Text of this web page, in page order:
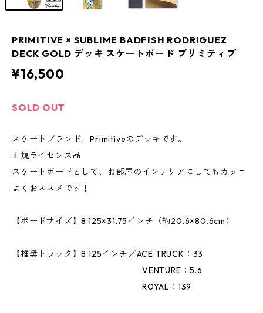
PRIMITIVE × SUBLIME BADFISH RODRIGUEZ
DECK GOLD デッキ スケートボード プリミティブ
¥16,500
SOLD OUT
スケートブランド、Primitiveのデッキです。
正規ライセンス品
スケートボードとして、お部屋のインテリアにしてもカッコ
よくおススメです！
【ボードサイズ】8.125×31.75インチ（約20.6×80.6cm）
【推奨トラック】8.125インチ／ACE TRUCK：33
VENTURE：5.6
ROYAL：139